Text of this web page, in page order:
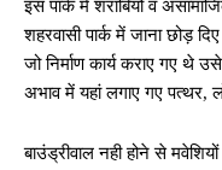
इस पार्क में शराबियों व
शहरवासी पार्क में जाना छोड़
जो निर्माण कार्य कराए गए थे
अभाव में यहां लगाए गए पत्थर,
बाउंड्रीवाल नही होने से